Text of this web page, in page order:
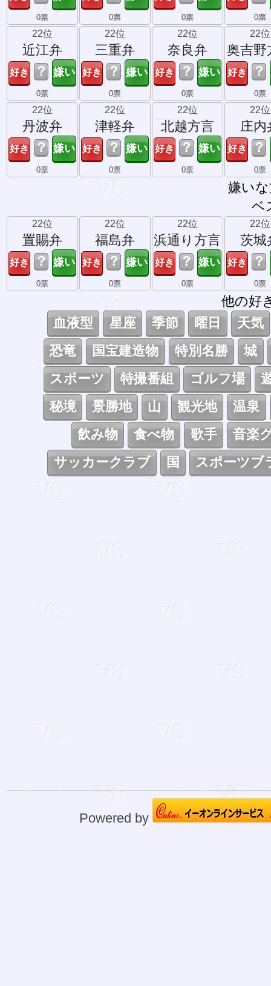
0票 0票 0票 0票
22位
近江弁
？
0票
22位
三重弁
？
0票
22位
奈良弁
？
0票
22位
奥吉野
？
0票
22位
丹波弁
？
0票
22位
津軽弁
？
0票
22位
北越方言
？
0票
22位
庄内
？
0票
嫌い
ベ
22位
置賜弁
？
0票
22位
福島弁
？
0票
22位
浜通り方言
？
0票
22位
茨城
？
0票
他の好
血液型
星座 季節 曜日
天気
恐竜
国宝建造物 特別名勝
城
スポーツ
特撮番組 ゴルフ場
秘境
景勝地 山 観光地
温泉
飲み物
食べ物 歌手
音楽
サッカークラブ
国 スポーツブ
Powered by